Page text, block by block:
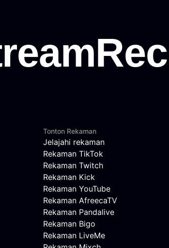
Tonton Rekaman
Jelajahi rekaman
Rekaman TikTok
Rekaman Twitch
Rekaman Kick
Rekaman YouTube
Rekaman AfreecaTV
Rekaman Pandalive
Rekaman Bigo
Rekaman LiveMe